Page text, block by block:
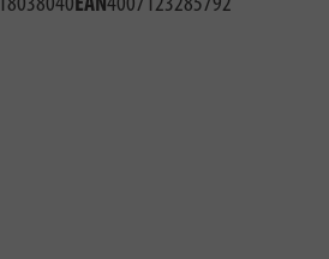
EAN4007123285792